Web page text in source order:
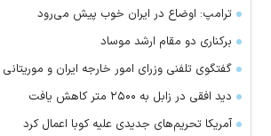
ترامپ: اوضاع در ایران خوب پیش می‌رود
برکناری دو مقام ارشد موساد
گفتگوی تلفنی وزرای امور خارجه ایران و موریتانی
دید افقی در زابل به ۲۵۰۰ متر کاهش یافت
آمریکا تحریم‌های جدیدی علیه کوبا اعمال کرد